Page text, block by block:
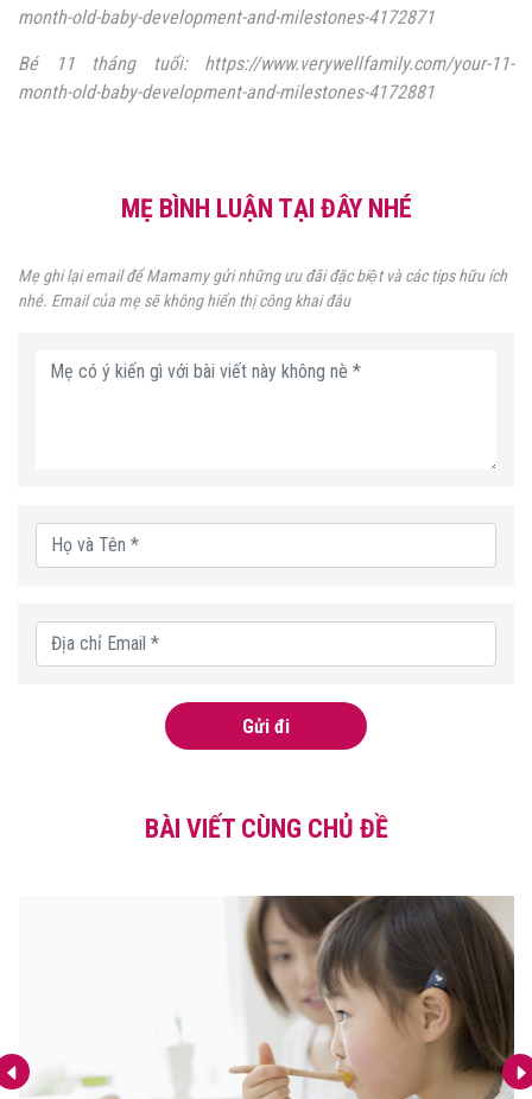
month-old-baby-development-and-milestones-4172871
Bé 11 tháng tuổi: https://www.verywellfamily.com/your-11-
month-old-baby-development-and-milestones-4172881
MẸ BÌNH LUẬN TẠI ĐÂY NHÉ
Mẹ ghi lại email để Mamamy gửi những ưu đãi đặc biệt và các tips hữu ích
nhé. Email của mẹ sẽ không hiển thị công khai đâu
Gửi đi
BÀI VIẾT CÙNG CHỦ ĐỀ